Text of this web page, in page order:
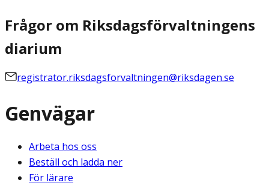
Frågor om Riksdagsförvaltningens
diarium
registrator.riksdagsforvaltningen@riksdagen.se
Genvägar
Arbeta hos oss
Beställ och ladda ner
För lärare